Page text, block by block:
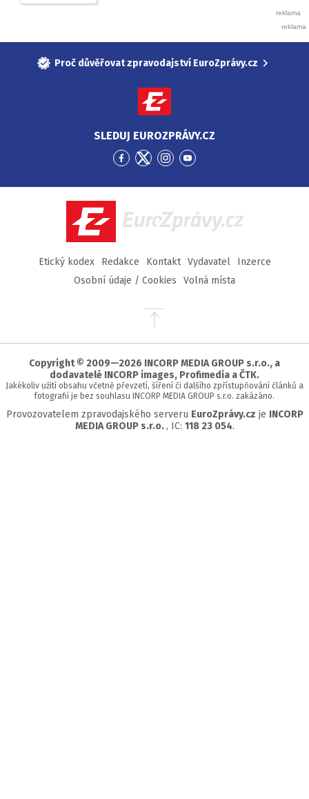
Proč důvěřovat zpravodajství EuroZprávy.cz
SLEDUJ EUROZPRÁVY.CZ
Přejít
Facebook
Přejít
Twitter
Přejít
Instagram
Přejít
YouTube
EuroZprávy.cz
Etický kodex Redakce Kontakt Vydavatel
Inzerce
Osobní údaje / Cookies
Volná místa
Přejít
stránky
Copyright © 2009—2026 INCORP MEDIA GROUP s.r.o., a
dodavatelé INCORP images, Profimedia a ČTK.
Jakékoliv užití obsahu včetně převzetí, šíření či dalšího zpřístupňování článků a
fotografií je bez souhlasu INCORP MEDIA GROUP s.r.o. zakázáno.
Provozovatelem zpravodajského serveru EuroZprávy.cz je INCORP
MEDIA GROUP s.r.o. , IC: 118 23 054.